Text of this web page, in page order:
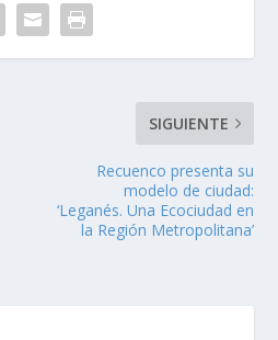
SIGUIENTE
Recuenco presenta su
modelo de ciudad:
‘Leganés. Una Ecociudad en
la Región Metropolitana’